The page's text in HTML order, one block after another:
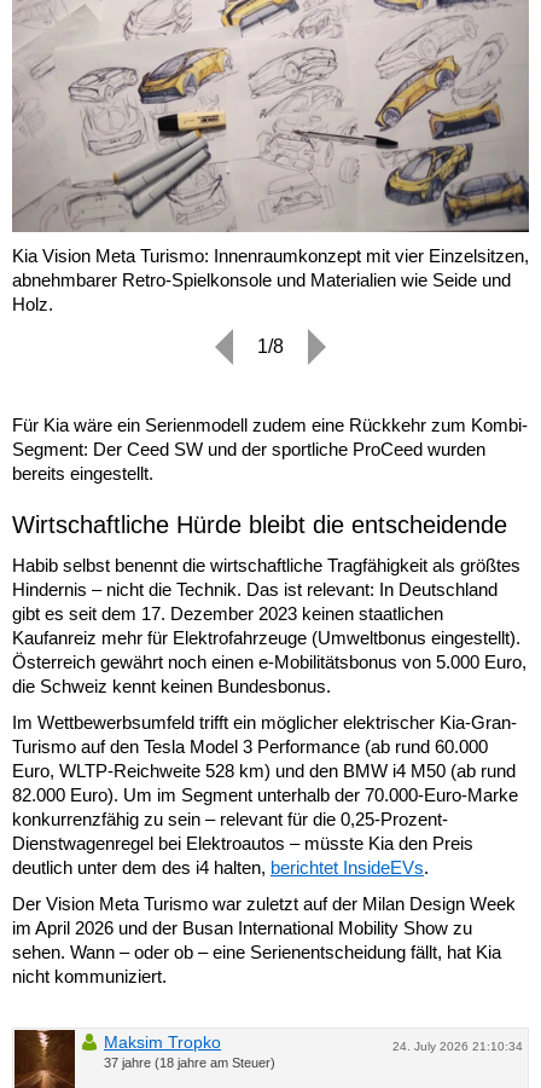
Kia Vision Meta Turismo: Innenraumkonzept mit vier Einzelsitzen,
abnehmbarer Retro-Spielkonsole und Materialien wie Seide und
Holz.
1/8
Für Kia wäre ein Serienmodell zudem eine Rückkehr zum Kombi-
Segment: Der Ceed SW und der sportliche ProCeed wurden
bereits eingestellt.
Wirtschaftliche Hürde bleibt die entscheidende
Habib selbst benennt die wirtschaftliche Tragfähigkeit als größtes
Hindernis – nicht die Technik. Das ist relevant: In Deutschland
gibt es seit dem 17. Dezember 2023 keinen staatlichen
Kaufanreiz mehr für Elektrofahrzeuge (Umweltbonus eingestellt).
Österreich gewährt noch einen e-Mobilitätsbonus von 5.000 Euro,
die Schweiz kennt keinen Bundesbonus.
Im Wettbewerbsumfeld trifft ein möglicher elektrischer Kia-Gran-
Turismo auf den Tesla Model 3 Performance (ab rund 60.000
Euro, WLTP-Reichweite 528 km) und den BMW i4 M50 (ab rund
82.000 Euro). Um im Segment unterhalb der 70.000-Euro-Marke
konkurrenzfähig zu sein – relevant für die 0,25-Prozent-
Dienstwagenregel bei Elektroautos – müsste Kia den Preis
deutlich unter dem des i4 halten, berichtet InsideEVs.
Der Vision Meta Turismo war zuletzt auf der Milan Design Week
im April 2026 und der Busan International Mobility Show zu
sehen. Wann – oder ob – eine Serienentscheidung fällt, hat Kia
nicht kommuniziert.
24. July 2026 21:10:34
Maksim Tropko
37 jahre (18 jahre am Steuer)